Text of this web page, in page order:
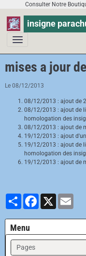
Consulter Notre
insigne
mises a jour
Le 08/12/2013
08/12/2013 : ajout de
08/12/2013 : ajout de
homologation des
08/12/2013 : ajout de
19/12/2013 : ajout
19/12/2013 : ajout de
homologation des
19/12/2013 : ajout de
PartagerFacebook
Menu